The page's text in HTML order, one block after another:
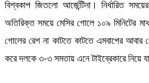
বিশ্বকাপ জিতলো আর্জেন্টিনা। নির্ধারিত
অতিরিক্ত সময়ে মেসির গোলে ১০৯ মিনিটের
গোলের রেশ না কাটতে কাটতে এমবাপের আবার
করে দলকে ৩-৩ সমতায় এনে টাইব্রেকারে নিয়ে